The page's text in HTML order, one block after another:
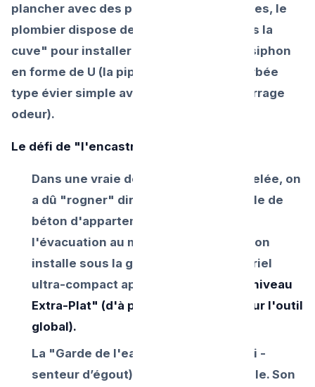
plancher avec des pieds de 15 centimètres, le
plombier dispose de toute la place "sous la
cuve" pour installer un gros et profond siphon
en forme de U (la pipe d'évacuation courbée
type évier simple avec 8 cm d'eau en barrage
odeur).
Le défi de "l'encastré invisible sol" :
Dans une vraie douche Italienne carrelée, on
a dû "rogner" directement la fine dalle de
béton d'appartement pour y caler
l'évacuation au millimètre. Résultat : on
installe sous la grille design un matériel
ultra-compact appelé
"Siphon ou Caniveau
Extra-Plat" (d'à peine 5cm d'épaisseur l'outil
global).
La "Garde de l'eau" (le mur d’eau anti -
senteur d’égout) n'y est que misérable. Son